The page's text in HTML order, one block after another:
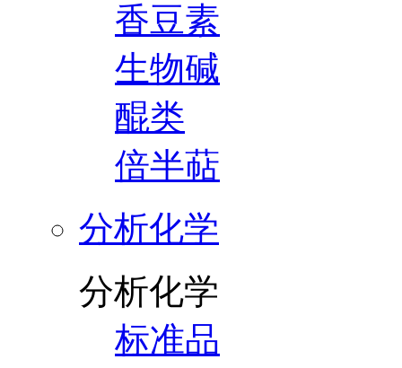
香豆素
生物碱
醌类
倍半萜
分析化学
分析化学
标准品